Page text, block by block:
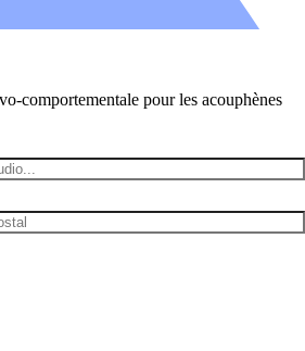
comportementale pour les acouphènes